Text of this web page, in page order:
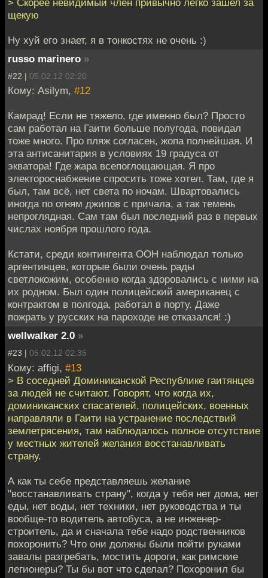
> Скорее невидимый член привычно легко зашел за
щекую
Ну хуй его знает, я в тонкостях не очень :)
russo marinero »
#22 | 05.02.12 02:20
Кому: Asilym, #12
Камрад! Если не тяжело, где именно был? Просто
сам работал на Гаити больше полугода, повидал
тоже много. Про пляж согласен, жопа полнейшая. И
эта антисанитария в условиях 19 градуса от
экватора! Где жара всепоглощающая. Я про
электороснабжение спросить тоже хотел. Там, где я
был, там всё, нет света по ночам. Швартовались
иногда по огням джипов с причала, а так темень
непроглядная. Сам там был последний раз в первых
числах ноября прошлого года.
Кстати, среди контингента ООН наблюдал только
аргентинцев, которые были очень рады
светлокожим, особенно когда здоровались с ними на
их родном. Был один полицейский американец с
контрактом в полгода, работал в порту. Даже
пожрать у русских на пароходе не отказался! :)
wellwalker 2.0 »
#23 | 05.02.12 02:35
Кому: affigi, #13
> В соседней Доминиканской Республике гаитянцев
за людей не считают. Говорят, что когда их,
доминиканских спасателей, полицейских, военных
направляли в Гаити на устранение последствий
землетрясения, там наблюдалось полное отсутствие
у местных жителей желания восстанавливать
страну.
А как ты себе представляешь желание
"восстанавливать страну", когда у тебя нет дома, нет
еды, нет воды, нет техники, нет руководства и ты
вообще-то водитель автобуса, а не инженер-
строитель, да и сначала тебе надо родственников
похоронить? Что они должны были пойти руками
завалы разгребать, мостить дороги, как римские
легионеры? Ты бы вот что сделал? Похоронил бы